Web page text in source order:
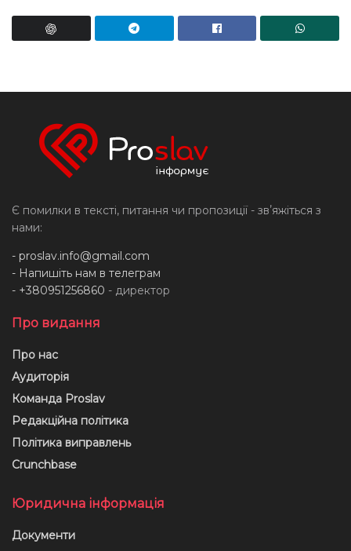
Є помилки в тексті, питання чи пропозиції - звʼяжіться з
нами:
- proslav.info@gmail.com
- Напишіть нам в телеграм
- +380951256860 - директор
Про видання
Про нас
Аудиторія
Команда Proslav
Редакційна політика
Політика виправлень
Crunchbase
Юридична інформація
Документи